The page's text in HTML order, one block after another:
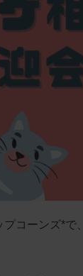
コーンズ*で、